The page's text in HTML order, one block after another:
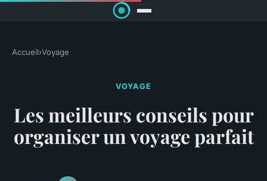
Accueil›Voyage
VOYAGE
Les meilleurs conseils pour
organiser un voyage parfait